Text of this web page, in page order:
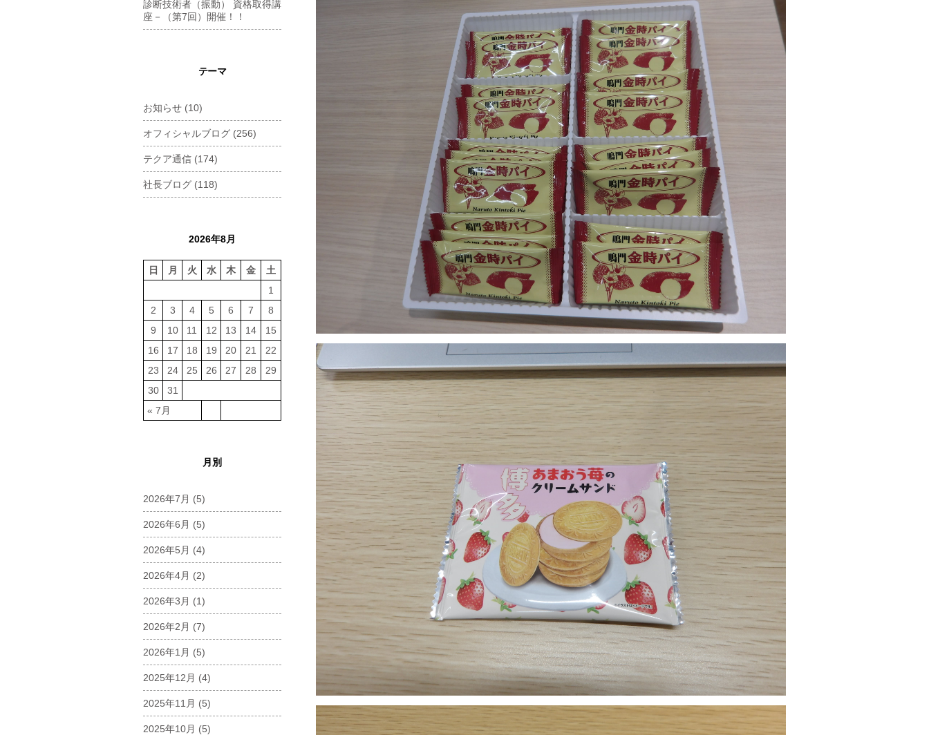
診断技術者（振動） 資格取得講
座－（第7回）開催！！
テーマ
お知らせ (10)
オフィシャルブログ (256)
テクア通信 (174)
社長ブログ (118)
2026年8月
日 月 火 水 木 金 土
« 7月
1
2
3 4 5 6 7
8
9
10 11 12 13 14
15
16
17 18 19 20 21
22
23
24 25 26 27 28
29
30
31
月別
2026年7月 (5)
2026年6月 (5)
2026年5月 (4)
2026年4月 (2)
2026年3月 (1)
2026年2月 (7)
2026年1月 (5)
2025年12月 (4)
2025年11月 (5)
2025年10月 (5)